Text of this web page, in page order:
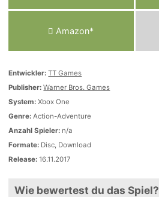
Amazon*
Entwickler: TT Games
Publisher: Warner Bros. Games
System: Xbox One
Genre: Action-Adventure
Anzahl Spieler: n/a
Formate: Disc, Download
Release: 16.11.2017
Wie bewertest du das Spiel?